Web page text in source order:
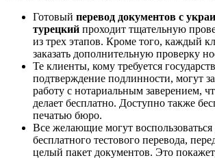
Готовый перевод документов с
турецкий проходит тщательную
из трех этапов. Кроме того, каждый
заказать дополнительную проверку
Те клиенты, кому требуется
подтверждение подлинности, могут
работу с нотариальным заверением,
делает бесплатно. Доступно также
печатью бюро.
Все желающие могут воспользоваться
бесплатного тестового перевода,
целый пакет документов. Это покажет,